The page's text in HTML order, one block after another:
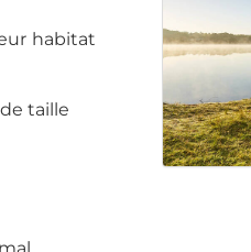
habitat
taille